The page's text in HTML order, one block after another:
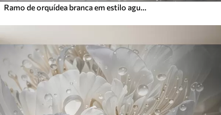
Ramo de orquídea branca em estilo aguarela